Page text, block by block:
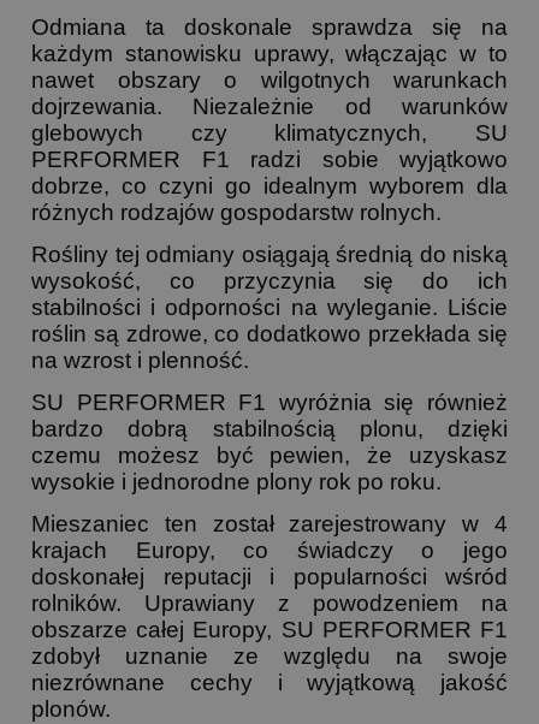
Odmiana ta doskonale sprawdza się na
każdym stanowisku uprawy, włączając w to
nawet obszary o wilgotnych warunkach
dojrzewania. Niezależnie od warunków
glebowych czy klimatycznych, SU
PERFORMER F1 radzi sobie wyjątkowo
dobrze, co czyni go idealnym wyborem dla
różnych rodzajów gospodarstw rolnych.
Rośliny tej odmiany osiągają średnią do niską
wysokość, co przyczynia się do ich
stabilności i odporności na wyleganie. Liście
roślin są zdrowe, co dodatkowo przekłada się
na wzrost i plenność.
SU PERFORMER F1 wyróżnia się również
bardzo dobrą stabilnością plonu, dzięki
czemu możesz być pewien, że uzyskasz
wysokie i jednorodne plony rok po roku.
Mieszaniec ten został zarejestrowany w 4
krajach Europy, co świadczy o jego
doskonałej reputacji i popularności wśród
rolników. Uprawiany z powodzeniem na
obszarze całej Europy, SU PERFORMER F1
zdobył uznanie ze względu na swoje
niezrównane cechy i wyjątkową jakość
plonów.